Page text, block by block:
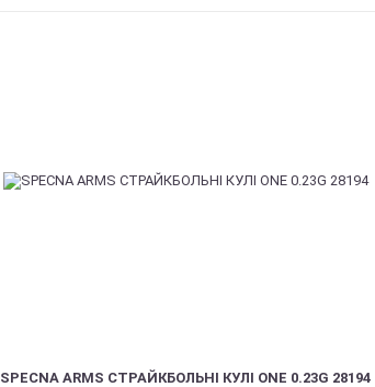
SPECNA ARMS СТРАЙКБОЛЬНІ КУЛІ ONE 0.23G 28194